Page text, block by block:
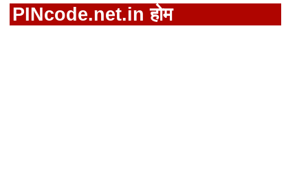
PINcode.net.in होम